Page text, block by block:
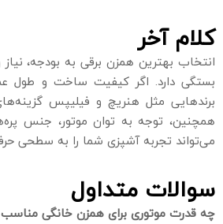
کلام آخر
انتخاب بهترین همزن برقی به بودجه،
بستگی دارد. اگر کیفیت ساخت و طول
برندهایی مثل هنریچ و فیلیپس
همچنین، توجه به توان موتور، جنس
می‌تواند تجربه آشپزی شما را به سطحی
سوالات متداول
چه قدرت موتوری برای همزن خانگی